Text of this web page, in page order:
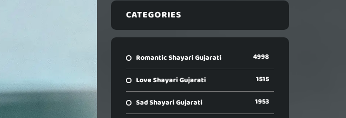
CATEGORIES
Romantic Shayari Gujarati 4998
Love Shayari Gujarati 1515
Sad Shayari Gujarati 1953